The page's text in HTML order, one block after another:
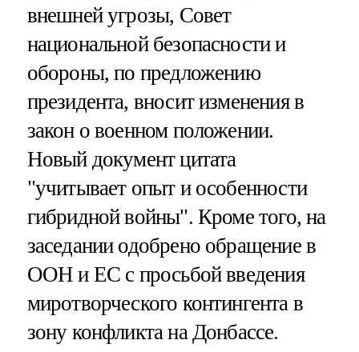
внешней угрозы, Совет
национальной безопасности и
обороны, по предложению
президента, вносит изменения в
закон о военном положении.
Новый документ цитата
"учитывает опыт и особенности
гибридной войны". Кроме того, на
заседании одобрено обращение в
ООН и ЕС с просьбой введения
миротворческого контингента в
зону конфликта на Донбассе.